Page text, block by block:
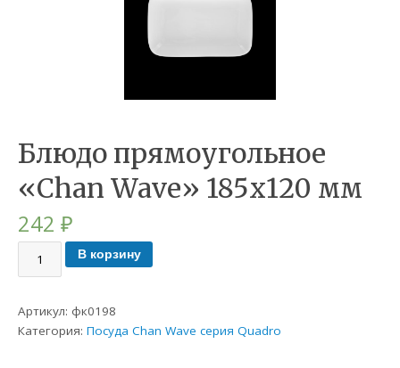
Блюдо прямоугольное
«Chan Wave» 185х120 мм
242₽
В корзину
Артикул: фк0198
Категория:Посуда Chan Wave серия Quadro